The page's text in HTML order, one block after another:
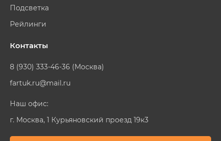
Подсветка
Рейлинги
Контакты
8 (930) 333-46-36 (Москва)
fartuk.ru@mail.ru
Наш офис:
г. Москва, 1 Курьяновский проезд 19к3